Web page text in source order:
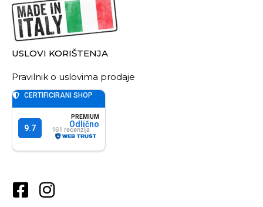
USLOVI KORIŠTENJA
Pravilnik o uslovima prodaje